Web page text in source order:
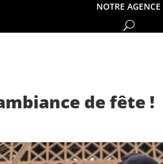
NOTRE AGENCE
de fête !